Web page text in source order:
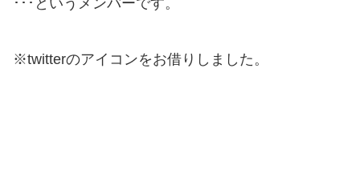
※twitterのアイコンをお借りしました。